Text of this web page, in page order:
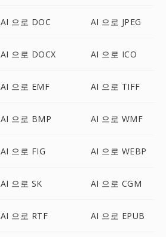
AI 으로 DOC AI 으로 JPEG
AI 으로 DOCX AI 으로 ICO
AI 으로 EMF AI 으로 TIFF
AI 으로 BMP AI 으로 WMF
AI 으로 FIG AI 으로 WEBP
AI 으로 SK AI 으로 CGM
AI 으로 RTF AI 으로 EPUB